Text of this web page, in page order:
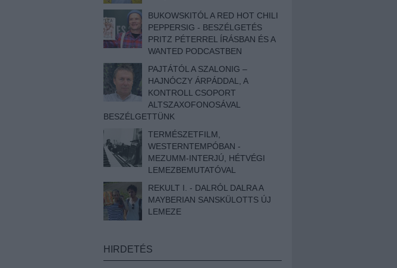
BUKOWSKITÓL A RED HOT CHILI
PEPPERSIG - BESZÉLGETÉS
PRITZ PÉTERREL ÍRÁSBAN ÉS A
WANTED PODCASTBEN
PAJTÁTÓL A SZALONIG –
HAJNÓCZY ÁRPÁDDAL, A
KONTROLL CSOPORT
ALTSZAXOFONOSÁVAL
BESZÉLGETTÜNK
TERMÉSZETFILM,
WESTERNTEMPÓBAN -
MEZUMM-INTERJÚ, HÉTVÉGI
LEMEZBEMUTATÓVAL
REKULT I. - DALRÓL DALRA A
MAYBERIAN SANSKÜLOTTS ÚJ
LEMEZE
HIRDETÉS